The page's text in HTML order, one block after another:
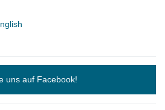
uns auf Facebook!